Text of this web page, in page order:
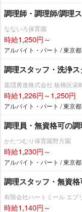
調理師・調理師/調理
なないろ保育園
時給1,250円～
アルバイト・パート / 東京都
調理スタッフ・洗浄
葉隠勇進株式会社 板橋区栄
時給1,226円～1,250円
アルバイト・パート / 東京都
調理員・無資格可の
かたつむり保育園野方園
時給1,230円～
アルバイト・パート / 東京都
調理スタッフ・無資
有限会社ハートミール エブ
時給1,140円～